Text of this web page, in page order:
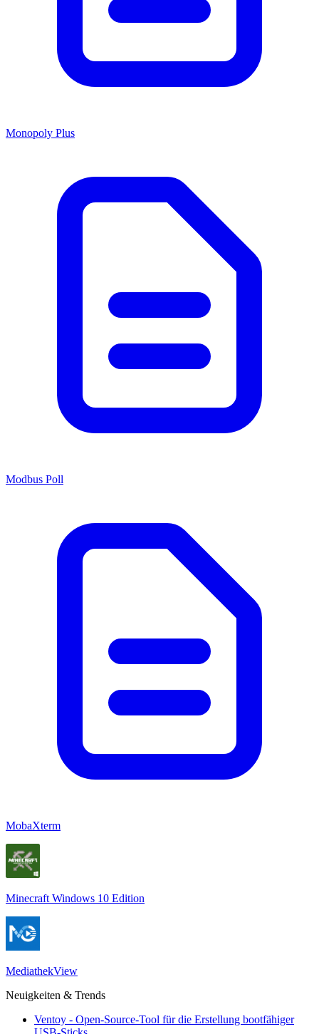
Monopoly Plus
Modbus Poll
MobaXterm
Minecraft Windows 10 Edition
MediathekView
Neuigkeiten & Trends
Ventoy - Open-Source-Tool für die Erstellung bootfähiger